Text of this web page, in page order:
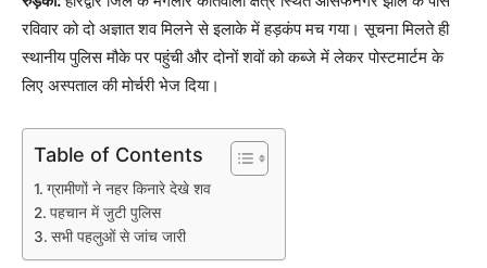
रविवार को दो अज्ञात शव मिलने से इलाके में हड़कंप मच गया। सूचना मिलते ही
स्थानीय पुलिस मौके पर पहुंची और दोनों शवों को कब्जे में लेकर पोस्टमार्टम के
लिए अस्पताल की मोर्चरी भेज दिया।
Table of Contents
ग्रामीणों ने नहर किनारे देखे शव
पहचान में जुटी पुलिस
सभी पहलुओं से जांच जारी